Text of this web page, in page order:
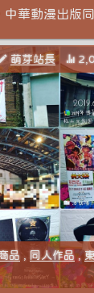
中華動漫出版
萌芽站長
品 , 同人作品,